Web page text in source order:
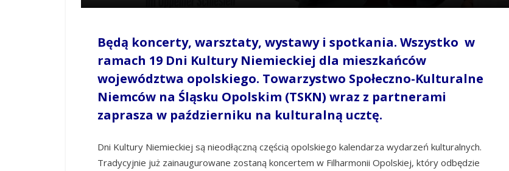
Będą koncerty, warsztaty, wystawy i spotkania. Wszystko w
ramach 19 Dni Kultury Niemieckiej dla mieszkańców
województwa opolskiego. Towarzystwo Społeczno-Kulturalne
Niemców na Śląsku Opolskim (TSKN) wraz z partnerami
zaprasza w październiku na kulturalną ucztę.
Dni Kultury Niemieckiej są nieodłączną częścią opolskiego kalendarza wydarzeń kulturalnych.
Tradycyjnie już zainaugurowane zostaną koncertem w Filharmonii Opolskiej, który odbędzie